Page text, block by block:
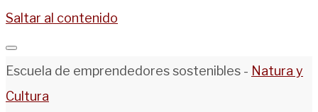
Saltar al contenido
Escuela de emprendedores sostenibles - Natura y
Cultura